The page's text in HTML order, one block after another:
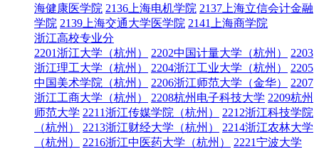
海健康医学院 2136上海电机学院 2137上海立信会计金融
学院 2139上海交通大学医学院 2141上海商学院
浙江高校专业分
2201浙江大学（杭州）
2202中国计量大学（杭州）
2203
浙江理工大学（杭州）
2204浙江工业大学（杭州）
2205
中国美术学院（杭州）
2206浙江师范大学（金华）
2207
浙江工商大学（杭州）
2208杭州电子科技大学 2209杭州
师范大学 2211浙江传媒学院（杭州）
2212浙江科技学院
（杭州）
2213浙江财经大学（杭州）
2214浙江农林大学
（杭州）
2216浙江中医药大学（杭州）
2221宁波大学